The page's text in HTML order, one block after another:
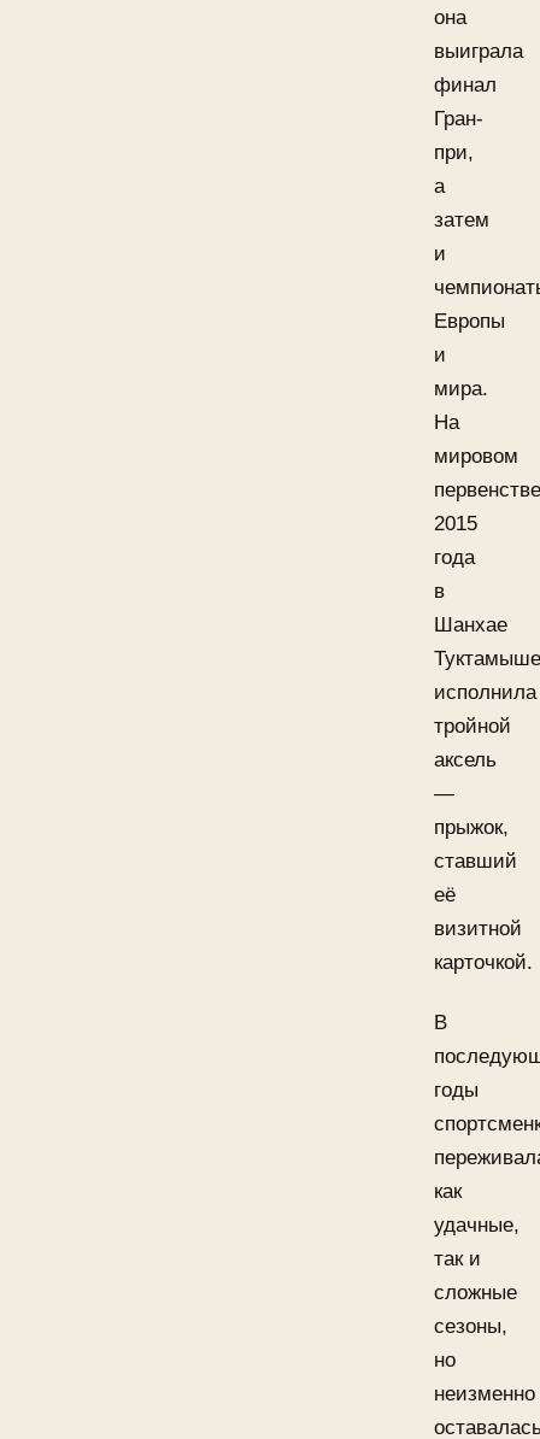
она
выиграла
финал
Гран-
при,
а
затем
и
Европы
и
мира.
На
мировом
первенстве
2015
года
в
Шанхае
исполнила
тройной
аксель
—
прыжок,
ставший
её
визитной
карточкой.
В
годы
как
удачные,
так и
сложные
сезоны,
но
неизменно